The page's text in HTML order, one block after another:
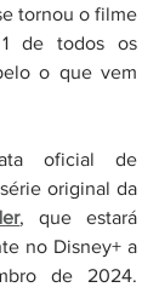
tornou o filme
de todos os
o que vem
oficial de
original da
, que estará
no Disney+ a
de 2024.